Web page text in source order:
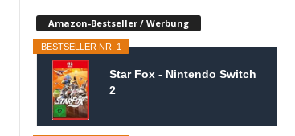
Amazon-Bestseller / Werbung
BESTSELLER NR. 1
Star Fox - Nintendo Switch
2